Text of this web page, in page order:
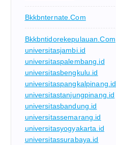
Bkkbnternate.com
Bkkbntidorekepulauan.com
universitasjambi.id
universitaspalembang.id
universitasbengkulu.id
universitaspangkalpinang.id
universitastanjungpinang.id
universitasbandung.id
universitassemarang.id
universitasyogyakarta.id
universitassurabaya.id